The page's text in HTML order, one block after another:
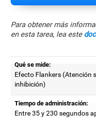
Para obtener más
en esta tarea, lea este
Qué se mide:
Efecto Flankers (Atención
inhibición)
Tiempo de administración:
Entre 35 y 230 segundos